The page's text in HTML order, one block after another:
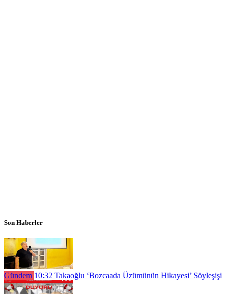
Son Haberler
Gündem 10:32 Takaoğlu ‘Bozcaada Üzümünün Hikayesi’ Söyleşişi